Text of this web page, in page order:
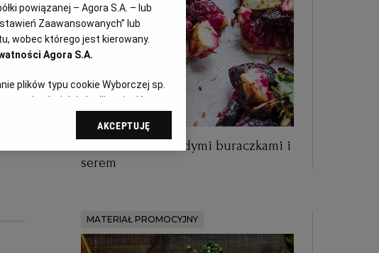
Letnia tarta z młodymi buraczkami i
serem
MATERIAŁ PROMOCYJNY
powiązanej – Agora S.A. – lub
Zaawansowanych” lub
wobec którego jest kierowany.
Agora S.A.
plików typu cookie Wyborczej sp.
też w każdej chwili zmienić
Twoimi preferencjami dot.
i przechodząc do sekcji
celach:
do celów identyfikacji.
AKCEPTUJĘ